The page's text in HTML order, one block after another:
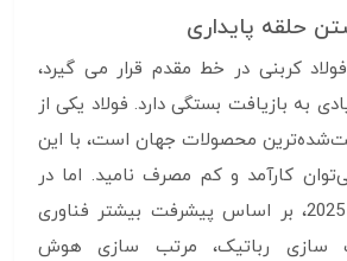
حلقه پایداری
کربنی در خط مقدم قرار می گیرد،
به بازیافت بستگی دارد. فولاد یکی از
محصولات جهان است، با این
کارآمد و کم مصرف نامید. اما در
حال حاضر تا سال 2025، بر اساس پیشرفت بیشتر فناوری
سازی رباتیک، مرتب سازی هوش